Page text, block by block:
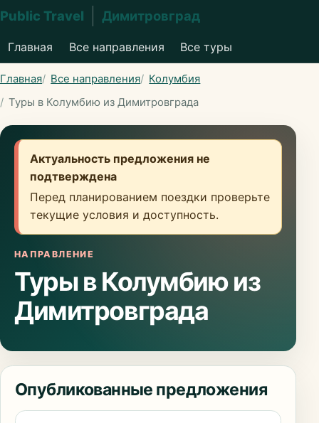
Public Travel Димитровград
Главная Все направления Все туры
Главная Все направления
Колумбия
Туры в Колумбию из Димитровграда
Актуальность предложения не
подтверждена
Перед планированием поездки проверьте
текущие условия и доступность.
НАПРАВЛЕНИЕ
Туры в Колумбию из
Димитровграда
Опубликованные предложения